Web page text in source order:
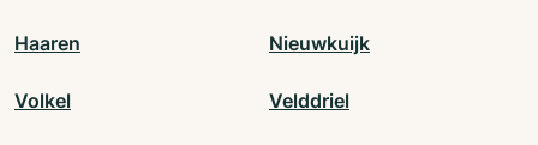
Haaren Nieuwkuijk
Volkel Velddriel